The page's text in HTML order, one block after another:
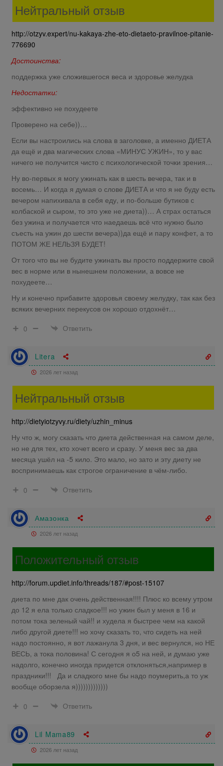
Нейтральный отзыв
http://otzyv.expert/nu-kakaya-zhe-eto-dietaeto-pravilnoe-pitanie-
776690
Достоинства:
поддержка уже сложившегося веса и здоровье желудка
Недостатки:
эффективно не похудеете
Проверено на себе))…
Если вы настроились на слова в заголовке, а именно ДИЕТА
да ещё и два магических слова «МИНУС УЖИН», то у вас
ничего не получится чисто с психологической точки зрения…
Ну во-первых я могу ужинать как в шесть вечера, так и в
восемь… И когда я думая о слове ДИЕТА и что я не буду есть
вечером напихивала в себя еду, и по-больше бутиков с
колбаской и сыром, то это уже не диета))… А страх остаться
без ужина и получается что наедаешь всё что нужно было
съесть на ужин до шести вечера))да ещё и пару конфет, а то
ПОТОМ ЖЕ НЕЛЬЗЯ БУДЕТ!
От того что вы не будите ужинать вы просто поддержите свой
вес в норме или в нынешнем положении, а вовсе не
похудеете…
Ну и конечно прибавите здоровья своему желудку, так как без
всяких вечерних перекусов он хорошо отдохнёт…
0
Ответить
Litera
2026 лет назад
Нейтральный отзыв
http://dietyiotzyvy.ru/diety/uzhin_minus
Ну что ж, могу сказать что диета действенная на самом деле,
но не для тех, кто хочет всего и сразу. У меня вес за два
месяца ушёл на -5 кило. Это мало, но зато и эту диету не
воспринимаешь как строгое ограничение в чём-либо.
0
Ответить
Амазонка
2026 лет назад
Положительный отзыв
http://forum.updiet.info/threads/187/#post-15107
диета по мне дак очень действенная!!!! Плюс ко всему утром
до 12 я ела только сладкое!!! но ужин был у меня в 16 и
потом тока зеленый чай!! и худела я быстрее чем на какой
либо другой диете!!! но хочу сказать то, что сидеть на ней
надо постоянно, я вот лажанула 3 дня, и вес вернулся, но НЕ
ВЕСЬ, а тока половина! С сегодня я о5 на ней, и думаю уже
надолго, конечно иногда придется отклоняться,например в
праздники!!! Да и сладкого мне бы надо поумерить,а то уж
вообще оборзела я)))))))))))))
0
Ответить
Lil Mama89
2026 лет назад